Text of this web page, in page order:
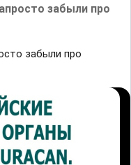
забыли про
забыли про